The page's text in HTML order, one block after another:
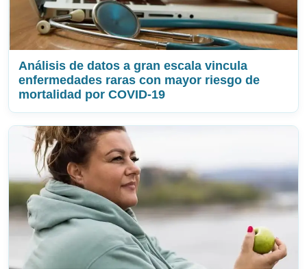
Análisis de datos a gran escala vincula
enfermedades raras con mayor riesgo de
mortalidad por COVID-19